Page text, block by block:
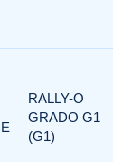
RALLY-O
GRADO G1
(G1)